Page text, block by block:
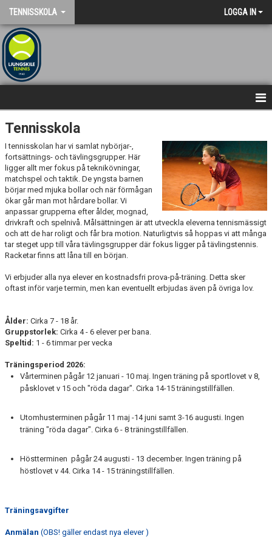
TENNISSKOLA LOGGA IN
TENNISSKOLA
Tennisskola
I tennisskolan har vi samlat nybörjar-,
fortsättnings- och tävlingsgrupper. Här
ligger allt mer fokus på teknikövningar,
matchspel och taktik. De yngsta barnen
börjar med mjuka bollar och när förmågan
ökar går man mot hårdare bollar. Vi
anpassar grupperna efter ålder, mognad,
drivkraft och spelnivå. Målsättningen är att utveckla eleverna tennismässigt
och att de har roligt och får bra motion. Naturligtvis så hoppas vi att många
tar steget upp till våra tävlingsgrupper där fokus ligger på tävlingstennis.
Racketar finns att låna till en början.
Vi erbjuder alla nya elever en kostnadsfri prova-på-träning. Detta sker
oftast inför varje termin, men kan eventuellt erbjudas även på övriga lov.
Ålder: Cirka 7 - 18 år.
Gruppstorlek: Cirka 4 - 6 elever per bana.
Speltid: 1 - 6 timmar per vecka
Träningsperiod 2026:
Vårterminen pågår 12 januari - 10 maj. Ingen träning på sportlovet v 8,
påsklovet v 15 och "röda dagar". Cirka 14-15 träningstillfällen.
Utomhusterminen pågår 11 maj -14 juni samt 3-16 augusti. Ingen
träning "röda dagar". Cirka 6 - 8 träningstillfällen.
Höstterminen pågår 24 augusti - 13 december. Ingen träning på
höstlovet v 44. Cirka 14 - 15 träningstillfällen.
Träningsavgifter
Anmälan (OBS! gäller endast nya elever )